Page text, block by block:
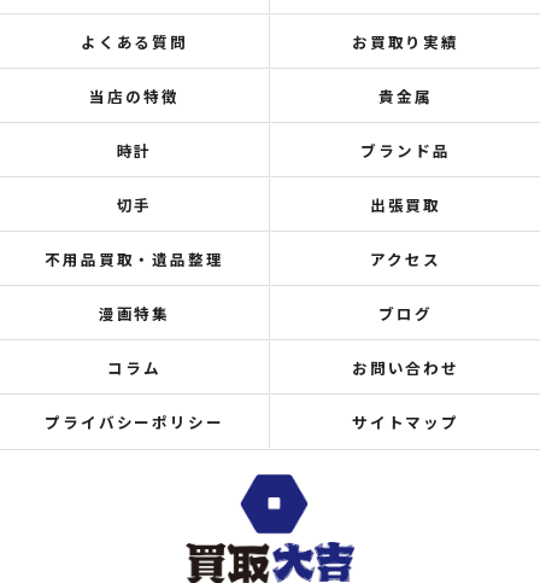
よくある質問 お買取り実績
当店の特徴 貴金属
時計 ブランド品
切手 出張買取
不用品買取・遺品整理 アクセス
漫画特集 ブログ
コラム お問い合わせ
プライバシーポリシー サイトマップ